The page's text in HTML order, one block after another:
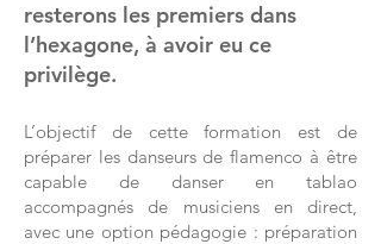
resterons les premiers dans
l’hexagone, à avoir eu ce
privilège.
L’objectif de cette formation est de
préparer les danseurs de flamenco à être
capable de danser en tablao
accompagnés de musiciens en direct,
avec une option pédagogie : préparation